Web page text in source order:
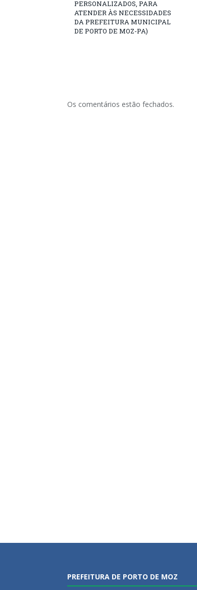
PERSONALIZADOS, PARA
ATENDER ÀS NECESSIDADES
DA PREFEITURA MUNICIPAL
DE PORTO DE MOZ-PA)
Os comentários estão fechados.
PREFEITURA DE PORTO DE MOZ